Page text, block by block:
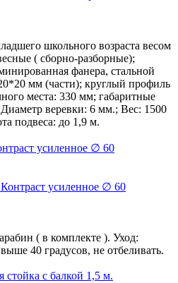
школьного возраста весом
( сборно-разборные);
фанера, стальной
мм (части); круглый профиль
места: 330 мм; габаритные
веревки: 6 мм.; Вес: 1500
подвеса: до 1,9 м.
усиленное ∅ 60
( в комплекте ). Уход:
40 градусов, не отбеливать.
стойка с балкой 1,5 м.